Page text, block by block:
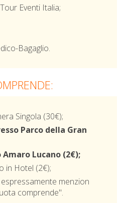
Eventi Italia;
Bagaglio.
Singola (30€);
Parco della Gran
Lucano (2€);
in Hotel (2€);
menzion
comprende".